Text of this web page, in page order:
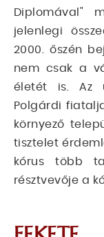
Diplomával"
jelenlegi
2000. őszén
nem csak a
életét is. Az
Polgárdi
környező
tisztelet
kórus több
résztvevője a